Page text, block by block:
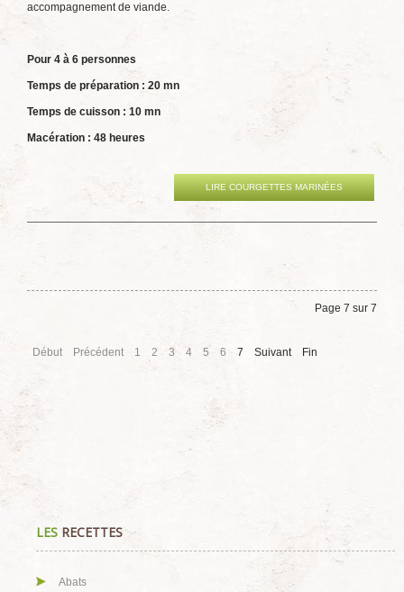
accompagnement de viande.
Pour 4 à 6 personnes
Temps de préparation : 20 mn
Temps de cuisson : 10 mn
Macération : 48 heures
LIRE COURGETTES MARINÉES
Page 7 sur 7
Début Précédent 1 2 3 4 5 6 7 Suivant Fin
LES RECETTES
Abats